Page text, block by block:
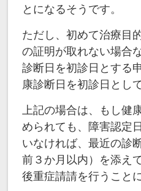
とになるそうです。
ただし、初めて治療目
の証明が取れない場合
診断日を初診日とする
康診断日を初診日とし
上記の場合は、もし健
められても、障害認定
いなければ、最近の診
前３か月以内）を添え
後重症請請を行うこと